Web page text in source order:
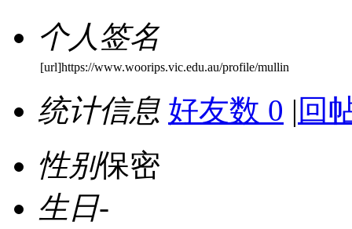
个人签名
[url]https://www.woorips.vic.edu.au/profile/mullin
统计信息 好友数 0 | 回
性别保密
生日-